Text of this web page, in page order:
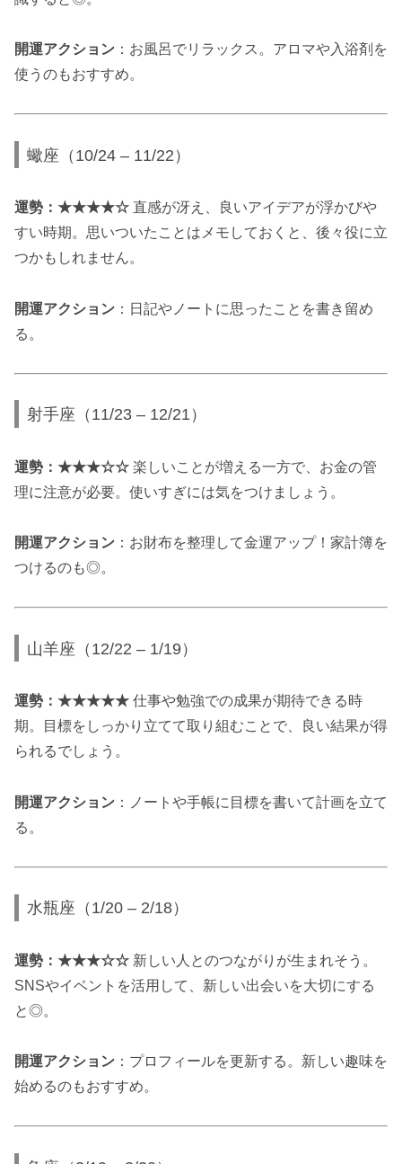
開運アクション ：お風呂でリラックス。アロマや入浴剤を
使うのもおすすめ。
蠍座（10/24 – 11/22）
運勢：★★★★☆ 直感が冴え、良いアイデアが浮かびや
すい時期。思いついたことはメモしておくと、後々役に立
つかもしれません。
開運アクション ：日記やノートに思ったことを書き留め
る。
射手座（11/23 – 12/21）
運勢：★★★☆☆ 楽しいことが増える一方で、お金の管
理に注意が必要。使いすぎには気をつけましょう。
開運アクション ：お財布を整理して金運アップ！家計簿を
つけるのも◎。
山羊座（12/22 – 1/19）
運勢：★★★★★ 仕事や勉強での成果が期待できる時
期。目標をしっかり立てて取り組むことで、良い結果が得
られるでしょう。
開運アクション ：ノートや手帳に目標を書いて計画を立て
る。
水瓶座（1/20 – 2/18）
運勢：★★★☆☆ 新しい人とのつながりが生まれそう。
SNSやイベントを活用して、新しい出会いを大切にする
と◎。
開運アクション ：プロフィールを更新する。新しい趣味を
始めるのもおすすめ。